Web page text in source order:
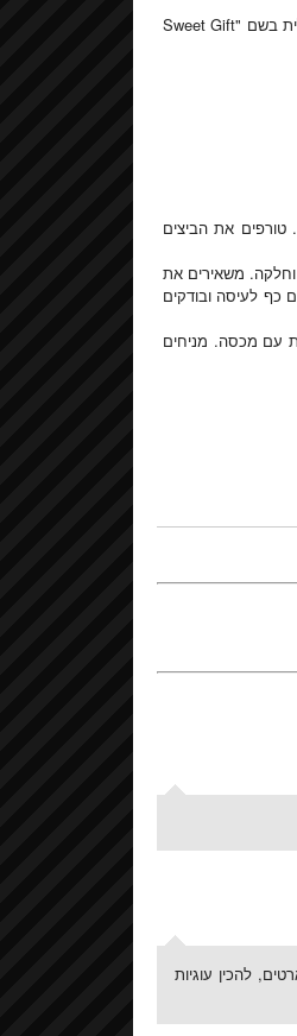
. המתכון לקוח מספרון חמוד באנגלית בשם "Sweet Gift
את הביצים
משאירים את
כף לעיסה ובודקים
עם מכסה. מניחים
להכין עוגיות